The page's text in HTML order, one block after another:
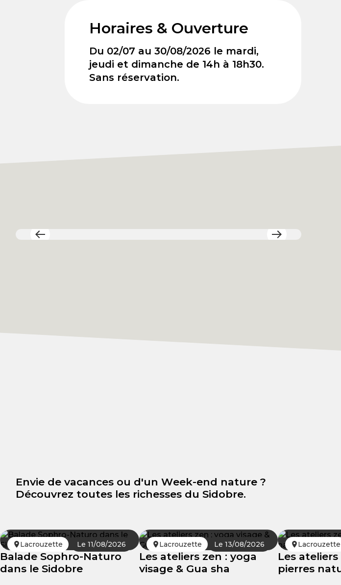
Horaires & Ouverture
Du 02/07 au 30/08/2026 le mardi,
jeudi et dimanche de 14h à 18h30.
Sans réservation.
Envie de vacances ou d'un Week-end nature ?
Découvrez toutes les richesses du Sidobre.
Balade Sophro-Naturo
dans le Sidobre
Lacrouzette Le 11/08/2026
Les ateliers zen : yoga
visage & Gua sha
Lacrouzette Le 13/08/2026
Les
pierres
Lacrouzette